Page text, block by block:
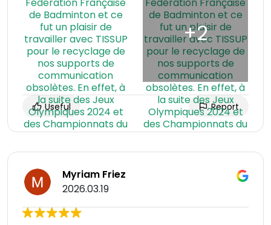
Useful Report
Myriam Friez
2026.03.19